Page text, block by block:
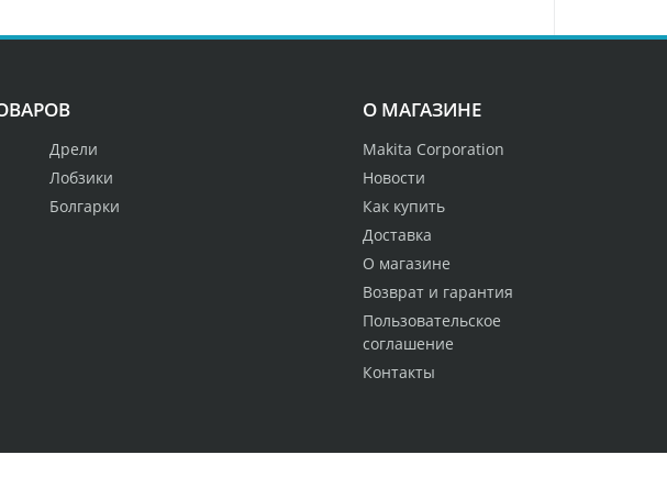
Дрели
Лобзики
Болгарки
О МАГАЗИНЕ
Makita Corporation
Новости
Как купить
Доставка
О магазине
Возврат и гарантия
Пользовательское
соглашение
Контакты